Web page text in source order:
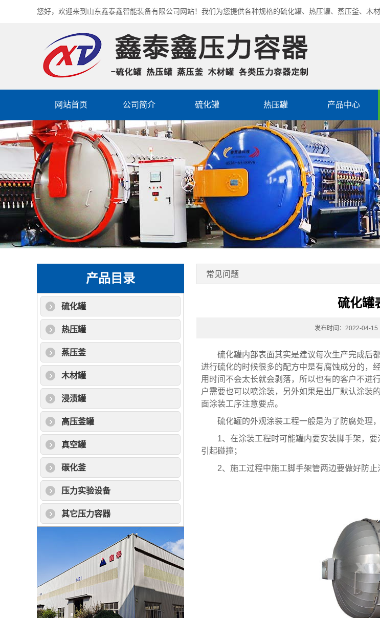
您好，欢迎来到山东鑫泰鑫智能装备有限公司网站！我们为您提供各种规格的硫化罐、热压罐、蒸压釜、木
网站首页 公司简介 硫化罐 热压罐 产品中心
产品目录
硫化罐
热压罐
蒸压釜
木材罐
浸渍罐
高压釜罐
真空罐
碳化釜
压力实验设备
其它压力容器
常见问题
硫化罐
发布时间：2022-04-15
硫化罐内部表面其实是建议每次生产完成后都
进行硫化的时候很多的配方中是有腐蚀成分的，
用时间不会太长就会剥落，所以也有的客户不进
户需要也可以喷涂装，另外如果是出厂默认涂装
面涂装工序注意要点。
硫化罐的外观涂装工程一般是为了防腐处理，
1、在涂装工程时可能罐内要安装脚手架，要
引起碰撞；
2、施工过程中施工脚手架管两边要做好防止